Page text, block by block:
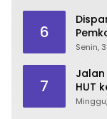
6
2026
Senin,
7
Jalan
HUT